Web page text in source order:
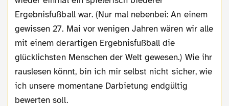
Ergebnisfußball war. (Nur mal nebenbei: An einem
gewissen 27. Mai vor wenigen Jahren wären wir alle
mit einem derartigen Ergebnisfußball die
glücklichsten Menschen der Welt gewesen.) Wie ihr
rauslesen könnt, bin ich mir selbst nicht sicher, wie
ich unsere momentane Darbietung endgültig
bewerten soll.